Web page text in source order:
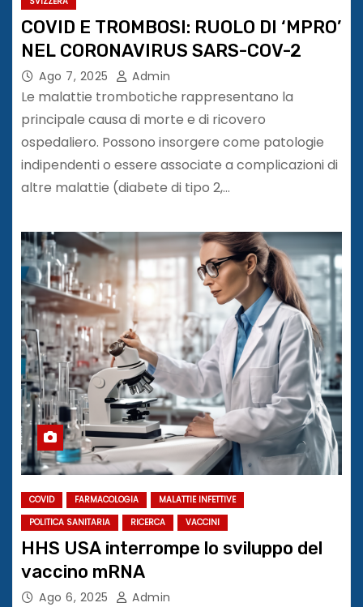
COVID E TROMBOSI: RUOLO DI ‘MPRO’
NEL CORONAVIRUS SARS-COV-2
Ago 7, 2025 Admin
Le malattie trombotiche rappresentano la
principale causa di morte e di ricovero
ospedaliero. Possono insorgere come patologie
indipendenti o essere associate a complicazioni di
altre malattie (diabete di tipo 2,…
COVID FARMACOLOGIA
MALATTIE INFETTIVE
POLITICA SANITARIA
RICERCA VACCINI
HHS USA interrompe lo sviluppo del
vaccino mRNA
Ago 6, 2025 Admin